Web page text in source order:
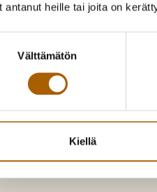
antanut heille tai joita on
Välttämätön
Kiellä